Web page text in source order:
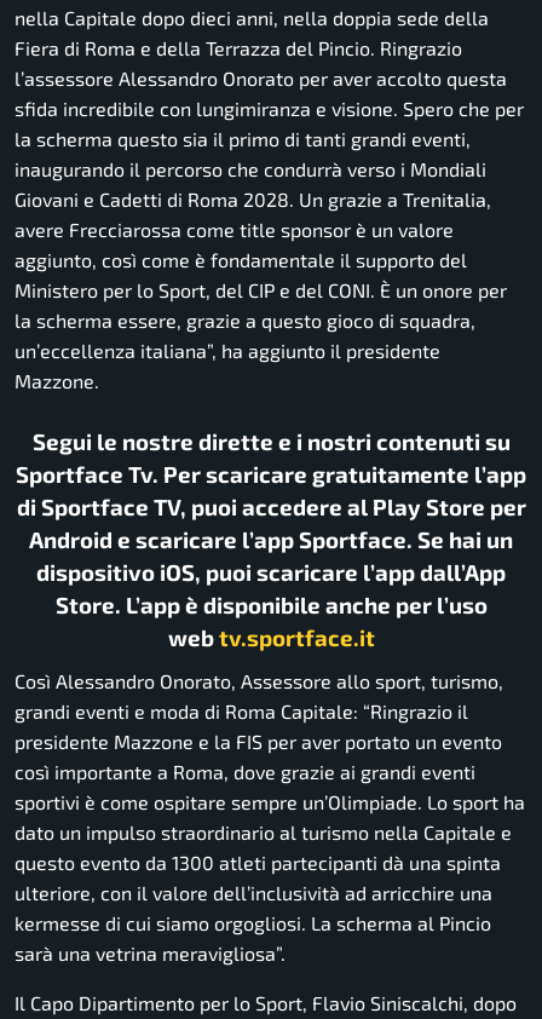
nella Capitale dopo dieci anni, nella doppia sede della
Fiera di Roma e della Terrazza del Pincio. Ringrazio
l’assessore Alessandro Onorato per aver accolto questa
sfida incredibile con lungimiranza e visione. Spero che per
la scherma questo sia il primo di tanti grandi eventi,
inaugurando il percorso che condurrà verso i Mondiali
Giovani e Cadetti di Roma 2028. Un grazie a Trenitalia,
avere Frecciarossa come title sponsor è un valore
aggiunto, così come è fondamentale il supporto del
Ministero per lo Sport, del CIP e del CONI. È un onore per
la scherma essere, grazie a questo gioco di squadra,
un’eccellenza italiana”, ha aggiunto il presidente
Mazzone.
Segui le nostre dirette e i nostri contenuti su
Sportface Tv. Per scaricare gratuitamente l’app
di Sportface TV, puoi accedere al Play Store per
Android e scaricare l’app Sportface. Se hai un
dispositivo iOS, puoi scaricare l’app dall’App
Store. L’app è disponibile anche per l’uso
webtv.sportface.it
Così Alessandro Onorato, Assessore allo sport, turismo,
grandi eventi e moda di Roma Capitale: “Ringrazio il
presidente Mazzone e la FIS per aver portato un evento
così importante a Roma, dove grazie ai grandi eventi
sportivi è come ospitare sempre un’Olimpiade. Lo sport ha
dato un impulso straordinario al turismo nella Capitale e
questo evento da 1300 atleti partecipanti dà una spinta
ulteriore, con il valore dell’inclusività ad arricchire una
kermesse di cui siamo orgogliosi. La scherma al Pincio
sarà una vetrina meravigliosa”.
Il Capo Dipartimento per lo Sport, Flavio Siniscalchi, dopo